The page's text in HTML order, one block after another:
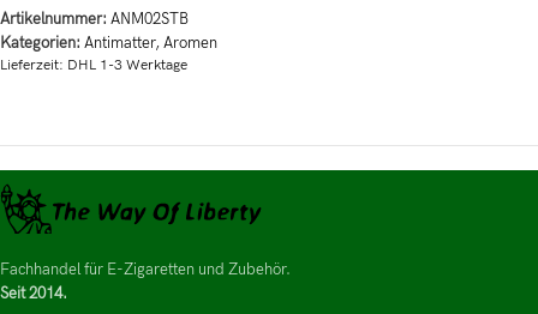
Artikelnummer: ANM02STB
Kategorien: Antimatter,Aromen
Lieferzeit: DHL 1-3 Werktage
Fachhandel für E-Zigaretten und Zubehör.
Seit 2014.